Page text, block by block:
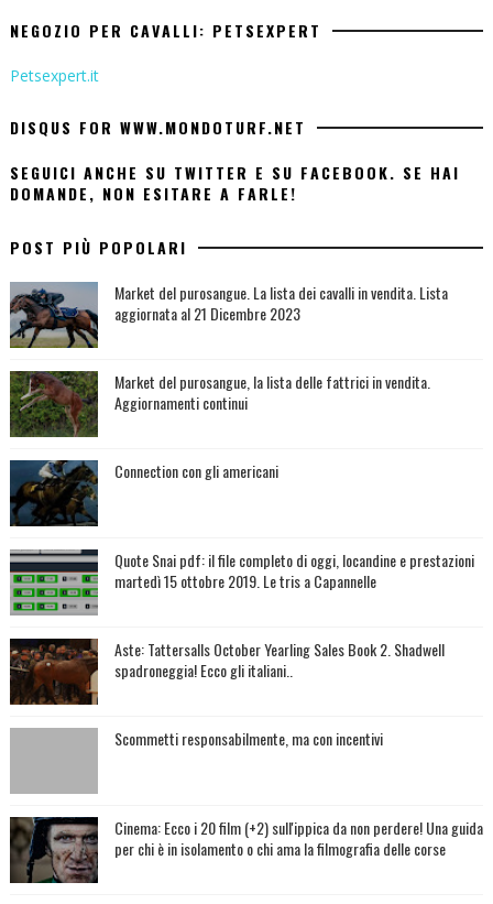
NEGOZIO PER CAVALLI: PETSEXPERT
Petsexpert.it
DISQUS FOR WWW.MONDOTURF.NET
SEGUICI ANCHE SU TWITTER E SU FACEBOOK. SE HAI
DOMANDE, NON ESITARE A FARLE!
POST PIÙ POPOLARI
Market del purosangue. La lista dei cavalli in vendita. Lista
aggiornata al 21 Dicembre 2023
Market del purosangue, la lista delle fattrici in vendita.
Aggiornamenti continui
Connection con gli americani
Quote Snai pdf: il file completo di oggi, locandine e prestazioni
martedì 15 ottobre 2019. Le tris a Capannelle
Aste: Tattersalls October Yearling Sales Book 2. Shadwell
spadroneggia! Ecco gli italiani..
Scommetti responsabilmente, ma con incentivi
Cinema: Ecco i 20 film (+2) sull'ippica da non perdere! Una guida
per chi è in isolamento o chi ama la filmografia delle corse